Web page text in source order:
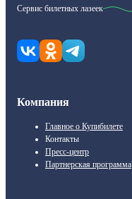
Сервис билетных лазеек
Компания
Главное о Купибилете
Контакты
Пресс-центр
Партнерская программа